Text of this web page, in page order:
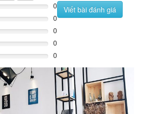
0
0
0
0
0
Viết bài đánh giá